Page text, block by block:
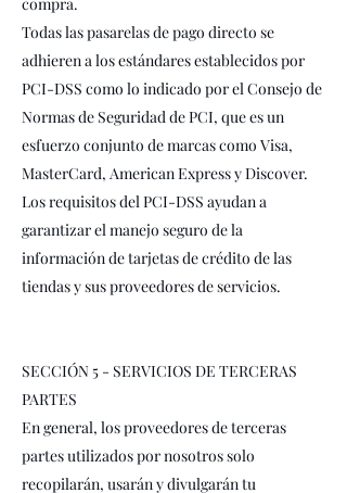
Todas las pasarelas de pago directo se
adhieren a los estándares establecidos por
PCI-DSS como lo indicado por el Consejo de
Normas de Seguridad de PCI, que es un
esfuerzo conjunto de marcas como Visa,
MasterCard, American Express y Discover.
Los requisitos del PCI-DSS ayudan a
garantizar el manejo seguro de la
información de tarjetas de crédito de las
tiendas y sus proveedores de servicios.
SECCIÓN 5 - SERVICIOS DE TERCERAS
PARTES
En general, los proveedores de terceras
partes utilizados por nosotros solo
recopilarán, usarán y divulgarán tu